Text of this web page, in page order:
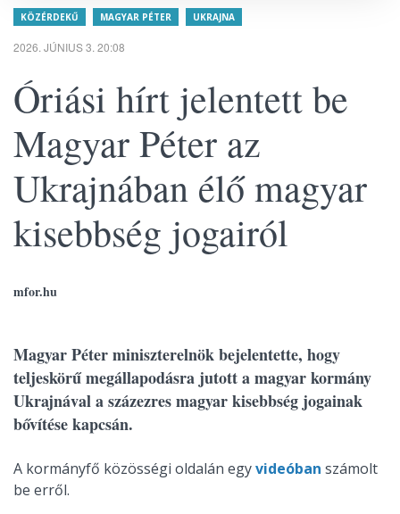
KÖZÉRDEKŰ MAGYAR PÉTER UKRAJNA
2026. JÚNIUS 3. 20:08
Óriási hírt jelentett be
Magyar Péter az
Ukrajnában élő magyar
kisebbség jogairól
mfor.hu
Magyar Péter miniszterelnök bejelentette, hogy
teljeskörű megállapodásra jutott a magyar kormány
Ukrajnával a százezres magyar kisebbség jogainak
bővítése kapcsán.
A kormányfő közösségi oldalán egyvideóban számolt
be erről.